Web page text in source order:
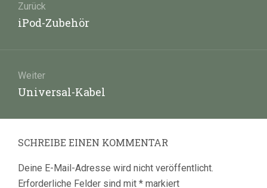
Zurück
Vorheriger
iPod-Zubehör
Weiter
Nächster
Universal-Kabel
SCHREIBE EINEN KOMMENTAR
Deine E-Mail-Adresse wird nicht veröffentlicht.
Erforderliche Felder sind mit * markiert